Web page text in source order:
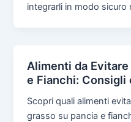
integrarli in modo sicuro
Alimenti da
e Fianchi: Consigli
Scopri quali alimenti
grasso su pancia e